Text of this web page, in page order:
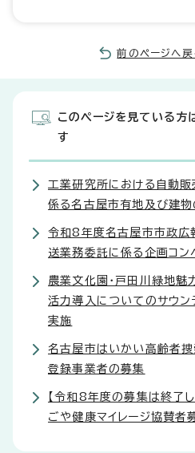
前のページへ戻
このページを見ている方
す
工業研究所における自動販
係る名古屋市有地及び建
令和8年度名古屋市市政広
送業務委託に係る企画コン
農業文化園・戸田川緑地魅
活力導入についてのサウン
実施
名古屋市はいかい高齢者捜
登録事業者の募集
【令和8年度の募集は終了
ごや健康マイレージ協賛者